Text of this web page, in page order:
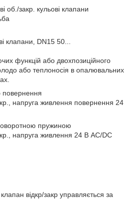
об./закр. кульові клапани
клапани, DN15 50...
функцій або двохпозиційного
або теплоносія в опалювальних
повернення
напруга живлення повернення 24
пружиною
напруга живлення 24 В AC/DC
відкр/закр управляється за